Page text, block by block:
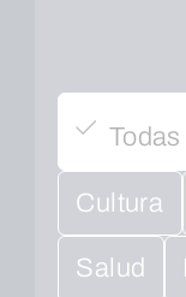
Todas
Cultura
Salud